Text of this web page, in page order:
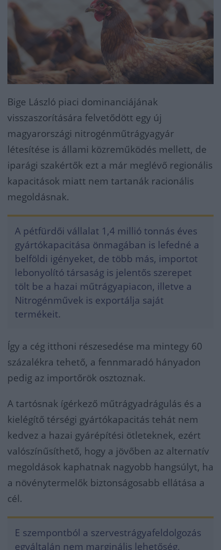
Bige László piaci dominanciájának
visszaszorítására felvetődött egy új
magyarországi nitrogénműtrágyagyár
létesítése is állami közreműködés mellett, de
iparági szakértők ezt a már meglévő regionális
kapacitások miatt nem tartanák racionális
megoldásnak.
A pétfürdői vállalat 1,4 millió tonnás éves
gyártókapacitása önmagában is lefedné a
belföldi igényeket, de több más, importot
lebonyolító társaság is jelentős szerepet
tölt be a hazai műtrágyapiacon, illetve a
Nitrogénművek is exportálja saját
termékeit.
Így a cég itthoni részesedése ma mintegy 60
százalékra tehető, a fennmaradó hányadon
pedig az importőrök osztoznak.
A tartósnak ígérkező műtrágyadrágulás és a
kielégítő térségi gyártókapacitás tehát nem
kedvez a hazai gyárépítési ötleteknek, ezért
valószínűsíthető, hogy a jövőben az alternatív
megoldások kaphatnak nagyobb hangsúlyt, ha
a növénytermelők biztonságosabb ellátása a
cél.
E szempontból a szervestrágyafeldolgozás
egyáltalán nem marginális lehetőség,